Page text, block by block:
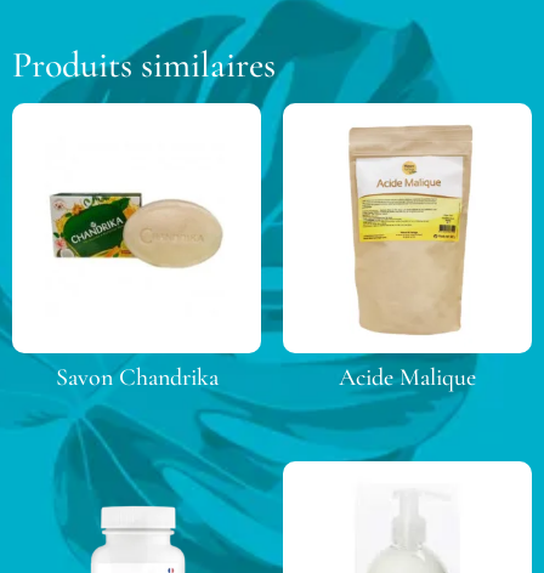
Produits similaires
Savon Chandrika Acide Malique